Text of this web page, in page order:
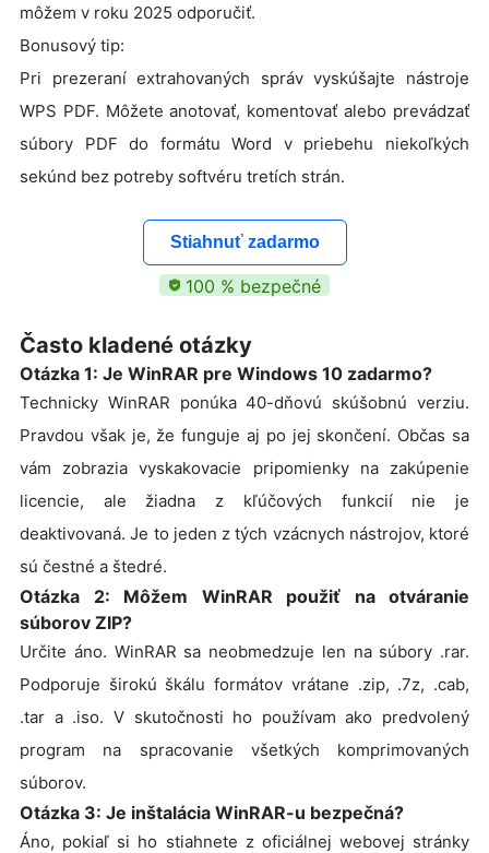
môžem v roku 2025 odporučiť.
Bonusový tip:
Pri prezeraní extrahovaných správ vyskúšajte nástroje
WPS PDF. Môžete anotovať, komentovať alebo prevádzať
súbory PDF do formátu Word v priebehu niekoľkých
sekúnd bez potreby softvéru tretích strán.
Stiahnuť zadarmo
100 % bezpečné
Často kladené otázky
Otázka 1: Je WinRAR pre Windows 10 zadarmo?
Technicky WinRAR ponúka 40-dňovú skúšobnú verziu.
Pravdou však je, že funguje aj po jej skončení. Občas sa
vám zobrazia vyskakovacie pripomienky na zakúpenie
licencie, ale žiadna z kľúčových funkcií nie je
deaktivovaná. Je to jeden z tých vzácnych nástrojov, ktoré
sú čestné a štedré.
Otázka 2: Môžem WinRAR použiť na otváranie
súborov ZIP?
Určite áno. WinRAR sa neobmedzuje len na súbory .rar.
Podporuje širokú škálu formátov vrátane .zip, .7z, .cab,
.tar a .iso. V skutočnosti ho používam ako predvolený
program na spracovanie všetkých komprimovaných
súborov.
Otázka 3: Je inštalácia WinRAR-u bezpečná?
Áno, pokiaľ si ho stiahnete z oficiálnej webovej stránky